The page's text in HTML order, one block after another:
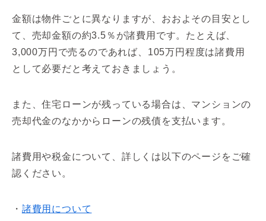
金額は物件ごとに異なりますが、おおよその目安とし
て、売却金額の約3.5％が諸費用です。たとえば、
3,000万円で売るのであれば、105万円程度は諸費用
として必要だと考えておきましょう。
また、住宅ローンが残っている場合は、マンションの
売却代金のなかからローンの残債を支払います。
諸費用や税金について、詳しくは以下のページをご確
認ください。
・ 諸費用について